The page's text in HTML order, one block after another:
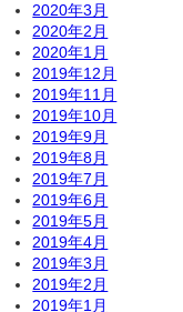
2020年3月
2020年2月
2020年1月
2019年12月
2019年11月
2019年10月
2019年9月
2019年8月
2019年7月
2019年6月
2019年5月
2019年4月
2019年3月
2019年2月
2019年1月